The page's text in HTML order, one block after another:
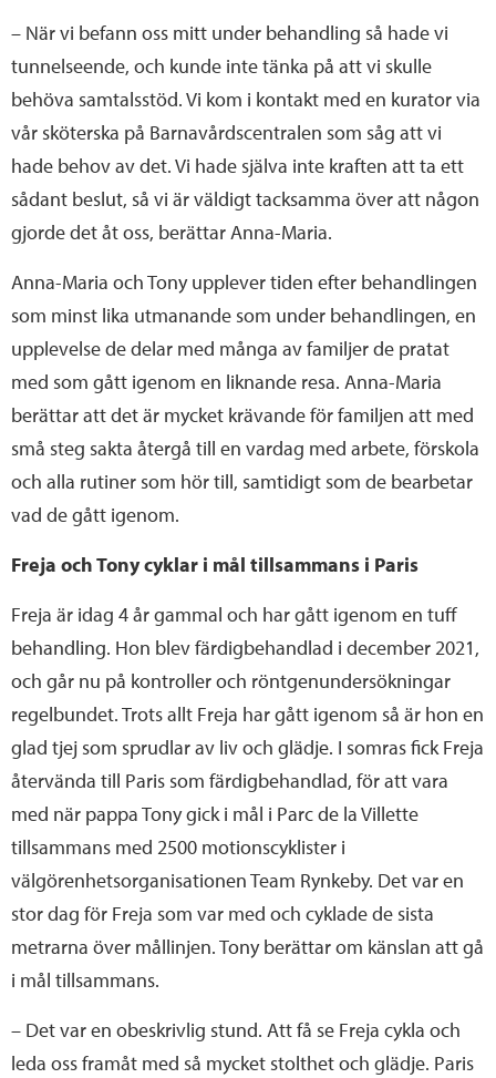
– När vi befann oss mitt under behandling så hade vi
tunnelseende, och kunde inte tänka på att vi skulle
behöva samtalsstöd. Vi kom i kontakt med en kurator via
vår sköterska på Barnavårdscentralen som såg att vi
hade behov av det. Vi hade själva inte kraften att ta ett
sådant beslut, så vi är väldigt tacksamma över att någon
gjorde det åt oss, berättar Anna-Maria.
Anna-Maria och Tony upplever tiden efter behandlingen
som minst lika utmanande som under behandlingen, en
upplevelse de delar med många av familjer de pratat
med som gått igenom en liknande resa. Anna-Maria
berättar att det är mycket krävande för familjen att med
små steg sakta återgå till en vardag med arbete, förskola
och alla rutiner som hör till, samtidigt som de bearbetar
vad de gått igenom.
Freja och Tony cyklar i mål tillsammans i Paris
Freja är idag 4 år gammal och har gått igenom en tuff
behandling. Hon blev färdigbehandlad i december 2021,
och går nu på kontroller och röntgenundersökningar
regelbundet. Trots allt Freja har gått igenom så är hon en
glad tjej som sprudlar av liv och glädje. I somras fick Freja
återvända till Paris som färdigbehandlad, för att vara
med när pappa Tony gick i mål i Parc de la Villette
tillsammans med 2500 motionscyklister i
välgörenhetsorganisationen Team Rynkeby. Det var en
stor dag för Freja som var med och cyklade de sista
metrarna över mållinjen. Tony berättar om känslan att gå
i mål tillsammans.
– Det var en obeskrivlig stund. Att få se Freja cykla och
leda oss framåt med så mycket stolthet och glädje. Paris